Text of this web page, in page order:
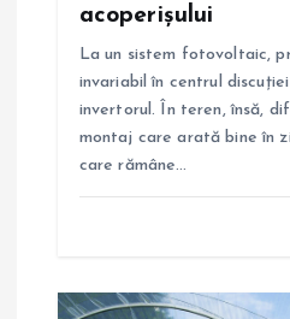
acoperișului
La un sistem fotovoltaic,
invariabil în centrul
invertorul. În teren, însă,
montaj care arată bine în
care rămâne…